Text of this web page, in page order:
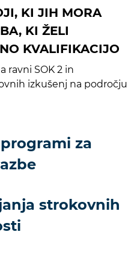
KI JIH MORA
KI ŽELI
KVALIFIKACIJO
ravni SOK 2 in
izkušenj na področju
za
strokovnih